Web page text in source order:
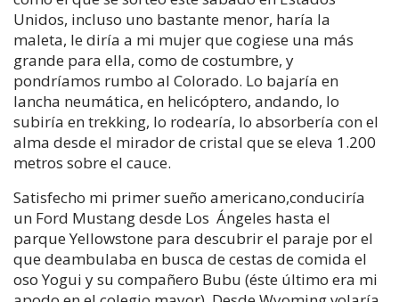
Unidos, incluso uno bastante menor, haría la
maleta, le diría a mi mujer que cogiese una más
grande para ella, como de costumbre, y
pondríamos rumbo al Colorado. Lo bajaría en
lancha neumática, en helicóptero, andando, lo
subiría en trekking, lo rodearía, lo absorbería con el
alma desde el mirador de cristal que se eleva 1.200
metros sobre el cauce.
Satisfecho mi primer sueño americano,conduciría
un Ford Mustang desde Los Ángeles hasta el
parque Yellowstone para descubrir el paraje por el
que deambulaba en busca de cestas de comida el
oso Yogui y su compañero Bubu (éste último era mi